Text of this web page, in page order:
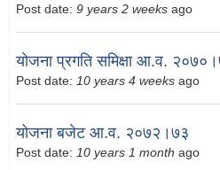
Post date: 9 years 2 weeks ago
योजना प्रगति समिक्षा आ.व.
Post date: 10 years 4 weeks ago
योजना बजेट आ.व. २०७२।७३
Post date: 10 years 1 month ago